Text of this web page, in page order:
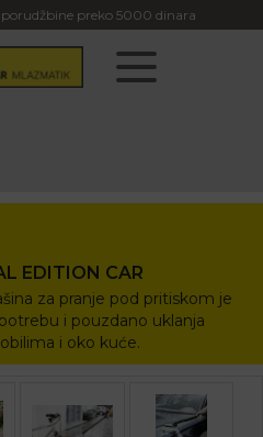
porudžbine preko 5000 dinara
EDITION CAR
za pranje pod pritiskom je
i pouzdano uklanja
i oko kuće.